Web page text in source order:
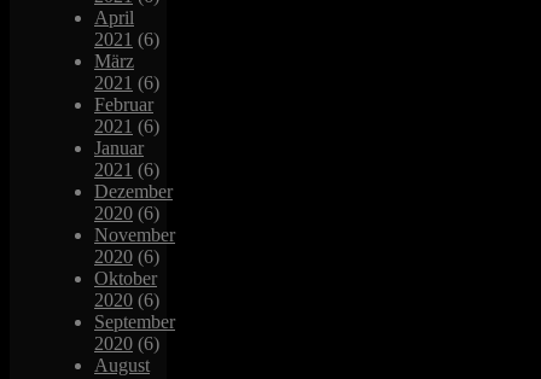
April
2021 (6)
März
2021 (6)
Februar
2021 (6)
Januar
2021 (6)
Dezember
2020 (6)
November
2020 (6)
Oktober
2020 (6)
September
2020 (6)
August